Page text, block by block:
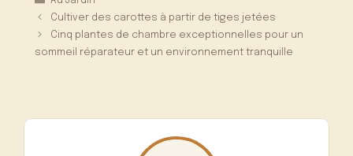
Cultiver des carottes à partir de tiges jetées
Cinq plantes de chambre exceptionnelles pour un
sommeil réparateur et un environnement tranquille